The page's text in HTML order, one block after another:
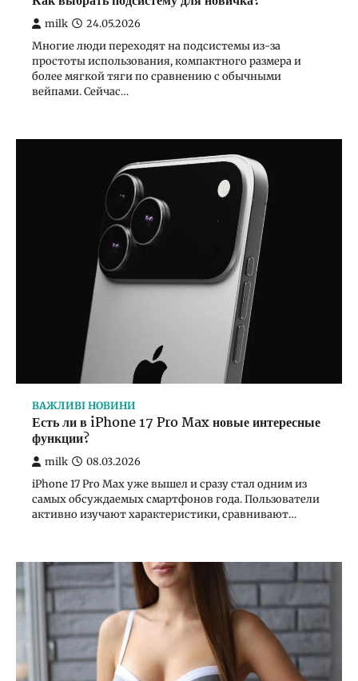
Як оригінально прокоментувати знімок у сторіс?
milk 13.01.2026
ВАЖЛИВІ НОВИНИ
Как выбрать подсистему для новичка?
24.05.2026
ВАЖЛИВІ НОВИНИ
Есть ли в iPhone 17 Pro Max новые интересные
функции?
milk 08.03.2026
ВАЖЛИВІ НОВИНИ
Что считается вторым размером груди
milk 24.05.2026
Многие люди переходят на подсистемы из-за
простоты использования, компактного размера и
более мягкой тяги по сравнению с обычными
вейпами. Сейчас…
ВАЖЛИВІ НОВИНИ
Есть ли в iPhone 17 Pro Max новые интересные
функции?
milk 08.03.2026
iPhone 17 Pro Max уже вышел и сразу стал одним из
самых обсуждаемых смартфонов года. Пользователи
активно изучают характеристики, сравнивают…